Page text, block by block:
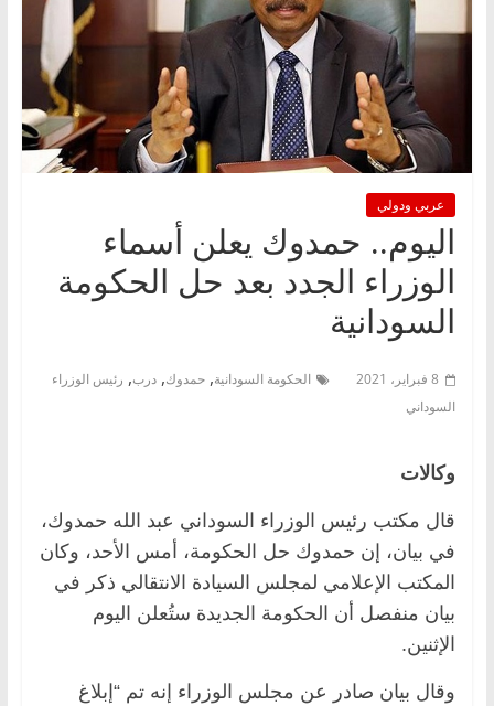
عربي ودولي
اليوم.. حمدوك يعلن أسماء
الوزراء الجدد بعد حل الحكومة
السودانية
8 فبراير، 2021 الحكومة السودانية, حمدوك, درب, رئيس الوزراء
السوداني
وكالات
قال مكتب رئيس الوزراء السوداني عبد الله حمدوك،
في بيان، إن حمدوك حل الحكومة، أمس الأحد، وكان
المكتب الإعلامي لمجلس السيادة الانتقالي ذكر في
بيان منفصل أن الحكومة الجديدة ستُعلن اليوم
الإثنين.
وقال بيان صادر عن مجلس الوزراء إنه تم “إبلاغ